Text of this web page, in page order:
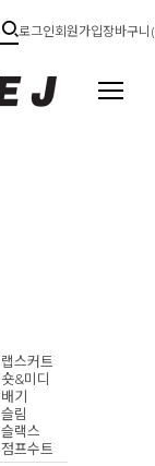
로그인회원가입장바구니(
랩스커트
숏&미디
배기
슬림
슬랙스
점프수트